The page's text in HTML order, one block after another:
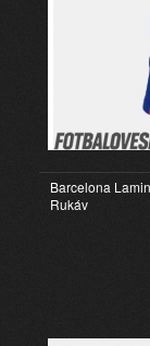
Barcelona
Rukáv